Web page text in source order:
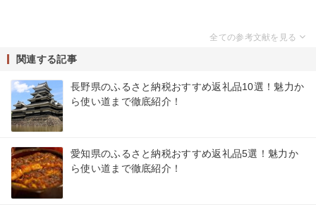
関連する記事
長野県のふるさと納税おすすめ返礼品10選！魅力か
ら使い道まで徹底紹介！
愛知県のふるさと納税おすすめ返礼品5選！魅力か
ら使い道まで徹底紹介！